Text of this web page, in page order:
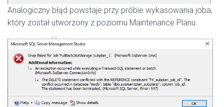
Analogiczny błąd powstaje przy próbie wykasowania joba,
który został utworzony z poziomu Maintenance Planu.